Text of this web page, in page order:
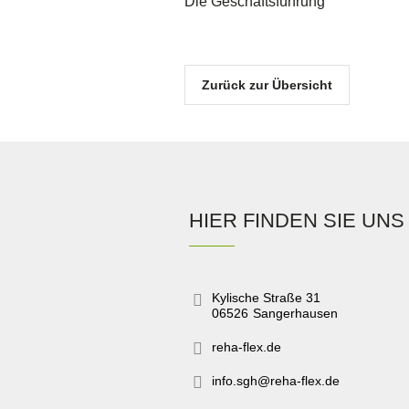
Zurück zur Übersicht
HIER FINDEN SIE UNS
Kylische Straße 31
06526 Sangerhausen
reha-flex.de
info.sgh@reha-flex.de